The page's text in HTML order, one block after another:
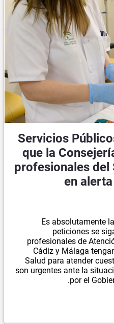
Servicios
que la
profesionales del
en
Es absolutamente
peticiones se
profesionales de
Cádiz y Málaga
Salud para atender
son urgentes ante la
por el